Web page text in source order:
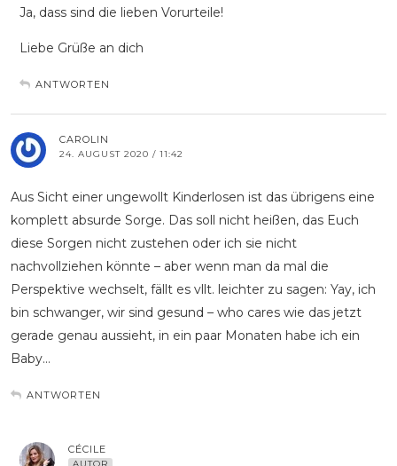
Ja, dass sind die lieben Vorurteile!
Liebe Grüße an dich
ANTWORTEN
CAROLIN
24. AUGUST 2020 / 11:42
Aus Sicht einer ungewollt Kinderlosen ist das übrigens eine
komplett absurde Sorge. Das soll nicht heißen, das Euch
diese Sorgen nicht zustehen oder ich sie nicht
nachvollziehen könnte – aber wenn man da mal die
Perspektive wechselt, fällt es vllt. leichter zu sagen: Yay, ich
bin schwanger, wir sind gesund – who cares wie das jetzt
gerade genau aussieht, in ein paar Monaten habe ich ein
Baby…
ANTWORTEN
CÉCILE